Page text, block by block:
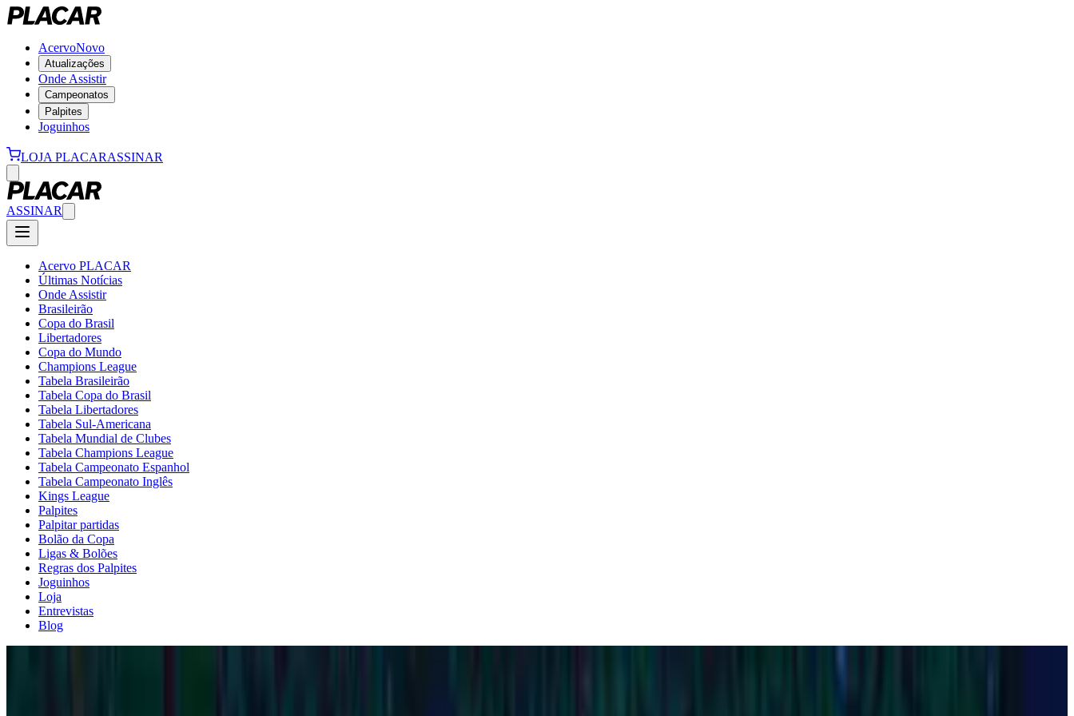
AcervoNovo
Atualizações
Onde Assistir
Campeonatos
Palpites
Joguinhos
LOJA PLACARASSINAR
ASSINAR
Acervo PLACAR
Últimas Notícias
Onde Assistir
Brasileirão
Copa do Brasil
Libertadores
Copa do Mundo
Champions League
Tabela Brasileirão
Tabela Copa do Brasil
Tabela Libertadores
Tabela Sul-Americana
Tabela Mundial de Clubes
Tabela Champions League
Tabela Campeonato Espanhol
Tabela Campeonato Inglês
Kings League
Palpites
Palpitar partidas
Bolão da Copa
Ligas & Bolões
Regras dos Palpites
Joguinhos
Loja
Entrevistas
Blog